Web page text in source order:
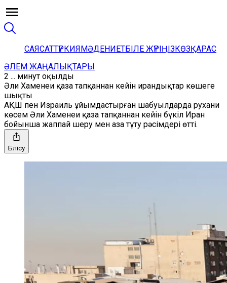
САЯСАТТҮРКИЯМӘДЕНИЕТБІЛЕ ЖҮРІҢІЗКӨЗҚАРАС
ӘЛЕМ ЖАҢАЛЫҚТАРЫ
2 ... минут оқылды
Әли Хаменеи қаза тапқаннан кейін ирандықтар көшеге
шықты
АҚШ пен Израиль ұйымдастырған шабуылдарда рухани
көсем Әли Хаменеи қаза тапқаннан кейін бүкіл Иран
бойынша жаппай шеру мен аза тұту рәсімдері өтті.
Бөлісу